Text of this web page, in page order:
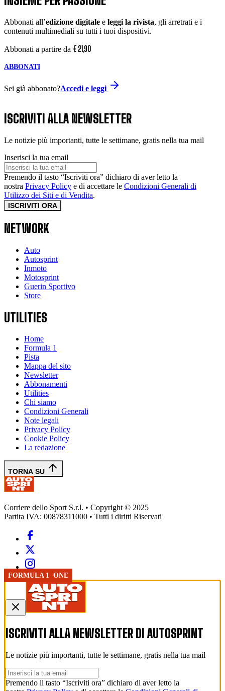
FOTO
FOTO
FORMULA 1
FOTO
GP CINA
GP SILVERSTONE
FORMULA 1
PISTA
FORMULA 1
FORMULA 1
FORMULA 1
FORMULA 1
FORMULA 1
FORMULA 1
Abbonati all’edizione digitale e leggi la rivista, gli arretrati e i
contenuti multimediali su tutti i tuoi dispositivi.
Abbonati a partire da € 21,90
ABBONATI
Sei già abbonato?Accedi e leggi
ISCRIVITI ALLA NEWSLETTER
Le notizie più importanti, tutte le settimane, gratis nella tua mail
Inserisci la tua email
Premendo il tasto “Iscriviti ora” dichiaro di aver letto la
nostra Privacy Policy e di accettare le Condizioni Generali di
Utilizzo dei Siti e di Vendita.
ISCRIVITI ORA
NETWORK
Auto
Autosprint
Inmoto
Motosprint
Guerin Sportivo
Store
UTILITIES
Home
Formula 1
Pista
Mappa del sito
Newsletter
Abbonamenti
Utilities
Chi siamo
Condizioni Generali
Note legali
Privacy Policy
Cookie Policy
La redazione
TORNA SU
Corriere dello Sport S.r.l. • Copyright © 2025
Partita IVA: 00878311000 • Tutti i diritti Riservati
ISCRIVITI ALLA NEWSLETTER DI AUTOSPRINT
Le notizie più importanti, tutte le settimane, gratis nella tua mail
Premendo il tasto “Iscriviti ora” dichiaro di aver letto la